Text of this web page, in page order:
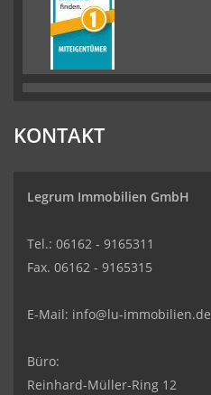
KONTAKT
Legrum Immobilien GmbH
Tel.: 06162 - 9165311
Fax. 06162 - 9165315
E-Mail: info@lu-immobilien.de
Büro:
Reinhard-Müller-Ring 12